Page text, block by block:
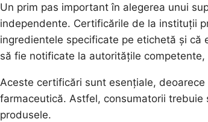
Un prim pas important în alegerea unui
independente. Certificările de la instituții
ingredientele specificate pe etichetă și că
să fie notificate la autoritățile
Aceste certificări sunt esențiale,
farmaceutică. Astfel, consumatorii
produsele.